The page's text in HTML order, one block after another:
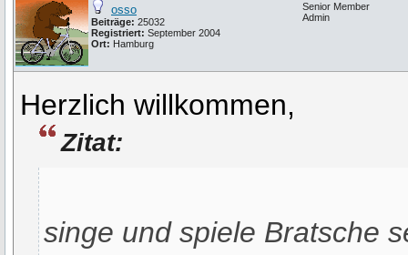
osso
Beiträge: 25032
Registriert: September 2004
Ort: Hamburg
Senior Member
Admin
Herzlich willkommen,
Zitat:
singe und spiele Bratsche